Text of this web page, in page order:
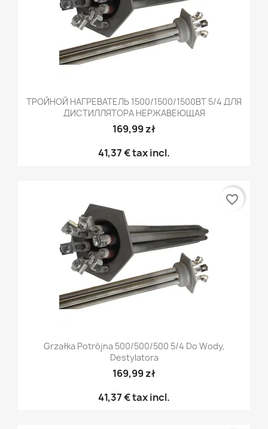
ТРОЙНОЙ НАГРЕВАТЕЛЬ 1500/1500/1500ВТ 5/4 ДЛЯ
ДИСТИЛЛЯТОРА НЕРЖАВЕЮЩАЯ
169,99 zł
41,37 €tax incl.
Grzałka Potrójna 500/500/500 5/4 Do Wody,
Destylatora
169,99 zł
41,37 €tax incl.
favorite_border